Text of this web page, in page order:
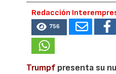
Redacción
756
Trumpf presenta su